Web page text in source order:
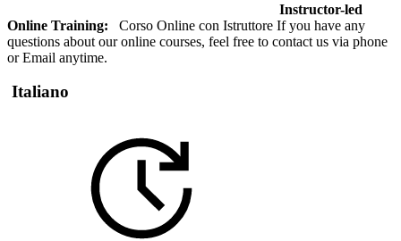
Instructor-led
Online Training: Corso Online con Istruttore If you have any
questions about our online courses, feel free to contact us via phone
or Email anytime.
Italiano